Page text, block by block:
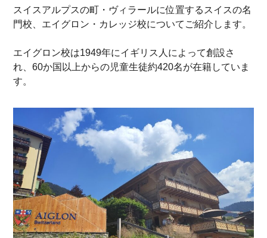
スイスアルプスの町・ヴィラールに位置するスイスの名
門校、エイグロン・カレッジ校についてご紹介します。
エイグロン校は1949年にイギリス人によって創設さ
れ、60か国以上からの児童生徒約420名が在籍していま
す。